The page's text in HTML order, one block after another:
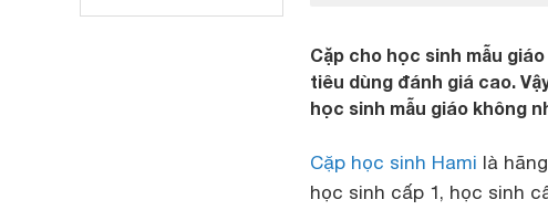
Cặp cho học sinh mẫu
tiêu dùng đánh giá cao.
học sinh mẫu giáo không
Cặp học sinh Hami là
học sinh cấp 1, học sinh